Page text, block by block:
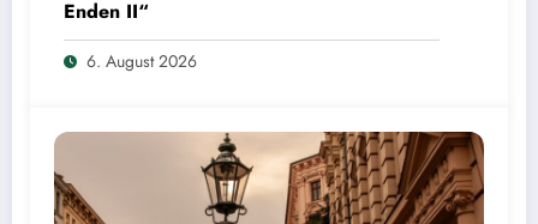
Enden II“
6. August 2026